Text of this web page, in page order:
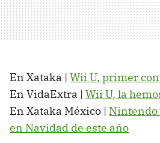
En Xataka | Wii U, primer
En VidaExtra | Wii U, la
En Xataka México | Nintendo
en Navidad de este año